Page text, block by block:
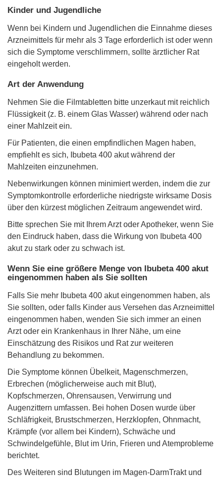
Kinder und Jugendliche
Wenn bei Kindern und Jugendlichen die Einnahme dieses
Arzneimittels für mehr als 3 Tage erforderlich ist oder wenn
sich die Symptome verschlimmern, sollte ärztlicher Rat
eingeholt werden.
Art der Anwendung
Nehmen Sie die Filmtabletten bitte unzerkaut mit reichlich
Flüssigkeit (z. B. einem Glas Wasser) während oder nach
einer Mahlzeit ein.
Für Patienten, die einen empfindlichen Magen haben,
empfiehlt es sich, Ibubeta 400 akut während der
Mahlzeiten einzunehmen.
Nebenwirkungen können minimiert werden, indem die zur
Symptomkontrolle erforderliche niedrigste wirksame Dosis
über den kürzest möglichen Zeitraum angewendet wird.
Bitte sprechen Sie mit Ihrem Arzt oder Apotheker, wenn Sie
den Eindruck haben, dass die Wirkung von Ibubeta 400
akut zu stark oder zu schwach ist.
Wenn Sie eine größere Menge von Ibubeta 400 akut
eingenommen haben als Sie sollten
Falls Sie mehr Ibubeta 400 akut eingenommen haben, als
Sie sollten, oder falls Kinder aus Versehen das Arzneimittel
eingenommen haben, wenden Sie sich immer an einen
Arzt oder ein Krankenhaus in Ihrer Nähe, um eine
Einschätzung des Risikos und Rat zur weiteren
Behandlung zu bekommen.
Die Symptome können Übelkeit, Magenschmerzen,
Erbrechen (möglicherweise auch mit Blut),
Kopfschmerzen, Ohrensausen, Verwirrung und
Augenzittern umfassen. Bei hohen Dosen wurde über
Schläfrigkeit, Brustschmerzen, Herzklopfen, Ohnmacht,
Krämpfe (vor allem bei Kindern), Schwäche und
Schwindelgefühle, Blut im Urin, Frieren und Atemprobleme
berichtet.
Des Weiteren sind Blutungen im Magen-DarmTrakt und